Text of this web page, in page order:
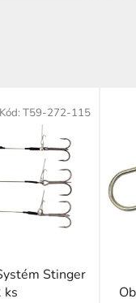
Stinger
ks
Kód: T59-272-115